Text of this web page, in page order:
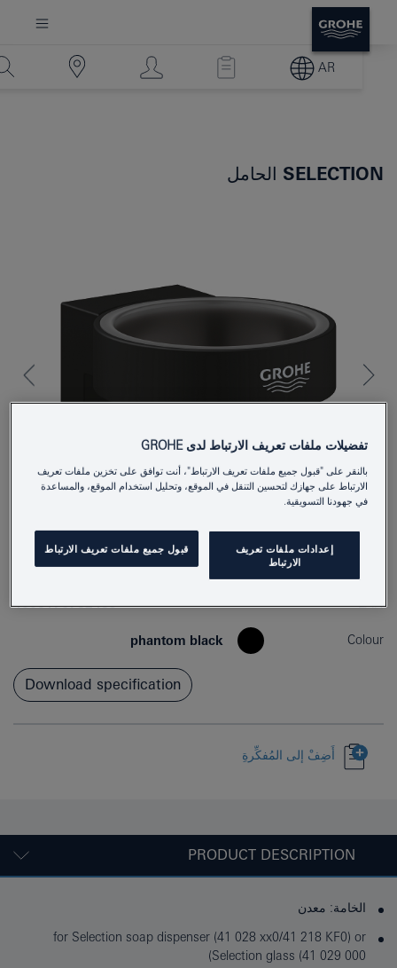
AR
SELECTION الحامل
Product Number
41217KF0
EAN
4005176782459
Colour
phantom black
Download specification
أَضِفْ إلى المُفكِّرةِ
PRODUCT DESCRIPTION
الخامة: معدن
for Selection soap dispenser (41 028 xx0/41 218 KF0) or
Selection glass (41 029 000)
تفضيلات ملفات تعريف الارتباط لدى GROHE
بالنقر على "قبول جميع ملفات تعريف الارتباط"، أنت توافق على تخزين ملفات تعريف
الارتباط على جهازك لتحسين التنقل في الموقع، وتحليل استخدام الموقع، والمساعدة
في جهودنا التسويقية.
إعدادات ملفات تعريف
الارتباط
قبول جميع ملفات تعريف الارتباط